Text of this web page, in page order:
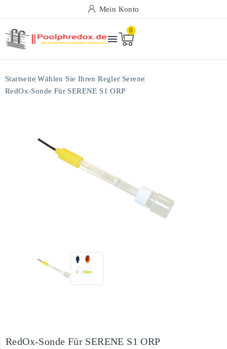
Mein Konto

0
Startseite Wählen Sie Ihren Regler Serene
RedOx-Sonde Für SERENE S1 ORP
RedOx-Sonde Für SERENE S1 ORP